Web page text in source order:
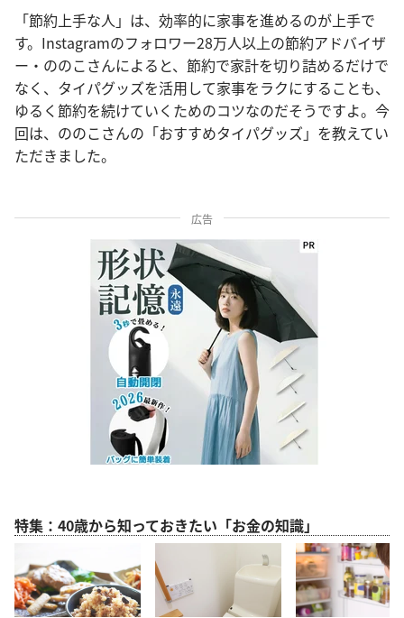
「節約上手な人」は、効率的に家事を進めるのが上手で
す。Instagramのフォロワー28万人以上の節約アドバイザ
ー・ののこさんによると、節約で家計を切り詰めるだけで
なく、タイパグッズを活用して家事をラクにすることも、
ゆるく節約を続けていくためのコツなのだそうですよ。今
回は、ののこさんの「おすすめタイパグッズ」を教えてい
ただきました。
広告
特集：40歳から知っておきたい「お金の知識」